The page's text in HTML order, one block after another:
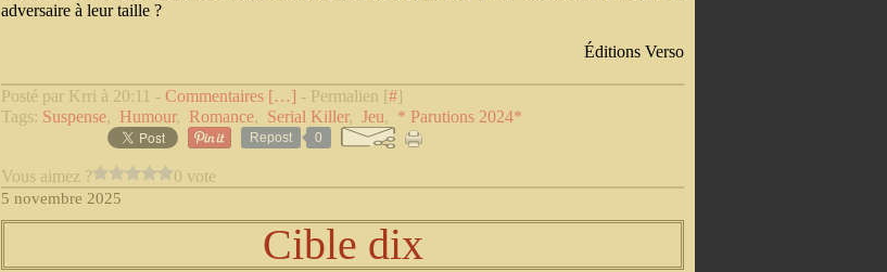
adversaire à leur taille ?
Éditions Verso
Posté par Krri à 20:11 - Commentaires […] - Permalien [#]
Tags: Suspense, Humour, Romance, Serial Killer, Jeu, * Parutions 2024*
Repost 0
Vous aimez ? 0 vote
5 novembre 2025
Cible dix